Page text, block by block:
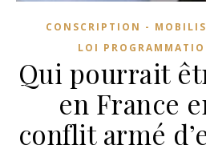
CONSCRIPTION -
LOI
Qui pourrait
en France
conflit armé